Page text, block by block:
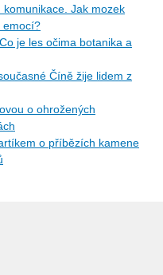
komunikace. Jak mozek
emocí?
je les očima botanika a
Číně žije lidem z
o ohrožených
o příbězích kamene